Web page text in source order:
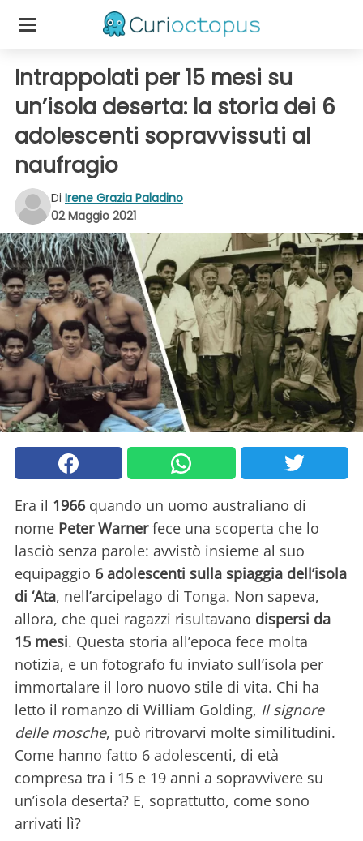
Intrappolati per 15 mesi su
un’isola deserta: la storia dei 6
adolescenti sopravvissuti al
naufragio
Di Irene Grazia Paladino
02 Maggio 2021
Era il 1966quando un uomo australiano di
nome Peter Warnerfece una scoperta che lo
lasciò senza parole: avvistò insieme al suo
equipaggio 6 adolescenti sulla spiaggia dell’isola
di ‘Ata, nell’arcipelago di Tonga. Non sapeva,
allora, che quei ragazzi risultavano dispersi da
15 mesi. Questa storia all’epoca fece molta
notizia, e un fotografo fu inviato sull’isola per
immortalare il loro nuovo stile di vita. Chi ha
letto il romanzo di William Golding, Il signore
delle mosche, può ritrovarvi molte similitudini.
Come hanno fatto 6 adolescenti, di età
compresa tra i 15 e 19 anni a sopravvivere su
un’isola deserta? E, soprattutto, come sono
arrivati lì?